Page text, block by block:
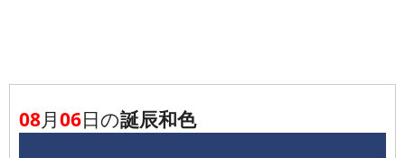
08月06日の誕辰和色